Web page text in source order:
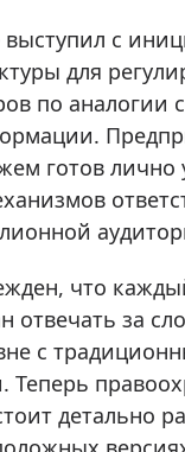
с
для
по аналогии
готов лично
что
отвечать за
с
Теперь
детально